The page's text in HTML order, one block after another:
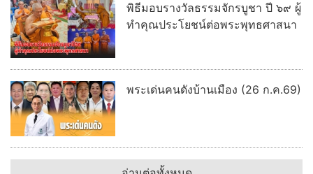
พิธีมอบรางวัลธรรมจักรบูชา ปี ๖๙ ผู้
ทำคุณประโยชน์ต่อพระพุทธศาสนา
พระเด่นคนดังบ้านเมือง (26 ก.ค.69)